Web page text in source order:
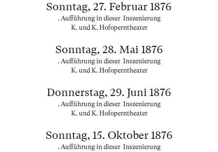
Sonntag, 27. Februar 1876
. Aufführung in dieser Inszenierung
K. und K. Hofoperntheater
Sonntag, 28. Mai 1876
. Aufführung in dieser Inszenierung
K. und K. Hofoperntheater
Donnerstag, 29. Juni 1876
. Aufführung in dieser Inszenierung
K. und K. Hofoperntheater
Sonntag, 15. Oktober 1876
. Aufführung in dieser Inszenierung